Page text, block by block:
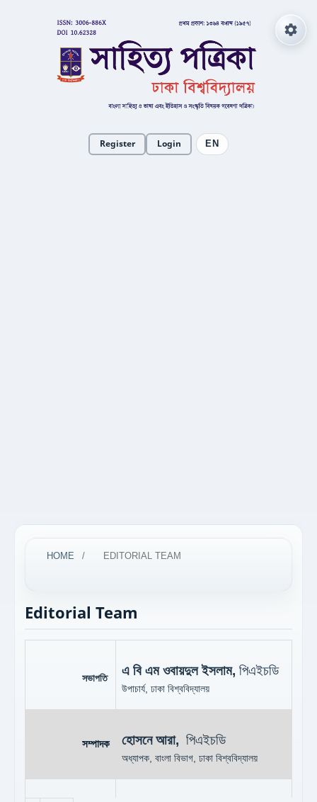
Register Login EN
HOME / EDITORIAL TEAM
Editorial Team
সভাপতি
এ বি এম ওবায়দুল ইসলাম, পিএইচডি
উপাচার্য, ঢাকা বিশ্ববিদ্যালয়
সম্পাদক হোসনে আরা, পিএইচডি
অধ্যাপক, বাংলা বিভাগ, ঢাকা বিশ্ববিদ্যালয়